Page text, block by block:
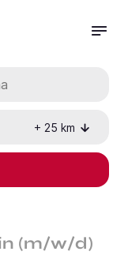
+ 25 km
(m/w/d)